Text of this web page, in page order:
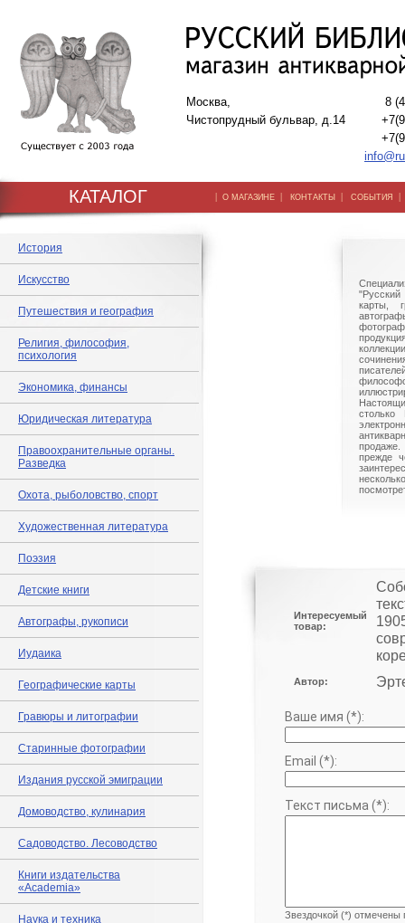
Москва,
Чистопрудный бульвар, д.14
8
КАТАЛОГ | О МАГАЗИНЕ | КОНТАКТЫ | СОБЫТИЯ
История
Искусство
Путешествия и география
Религия, философия,
психология
Экономика, финансы
Юридическая литература
Правоохранительные органы.
Разведка
Охота, рыболовство, спорт
Художественная литература
Поэзия
Детские книги
Автографы, рукописи
Иудаика
Географические карты
Гравюры и литографии
Старинные фотографии
Издания русской эмиграции
Домоводство, кулинария
Садоводство. Лесоводство
Книги издательства
«Academia»
Наука и техника
"Русский
карты,
столько
прежде
Интересуемый
товар:
Автор:
Ваше имя (*):
Email (*):
Текст письма (*):
Звездочкой (*) отмечены